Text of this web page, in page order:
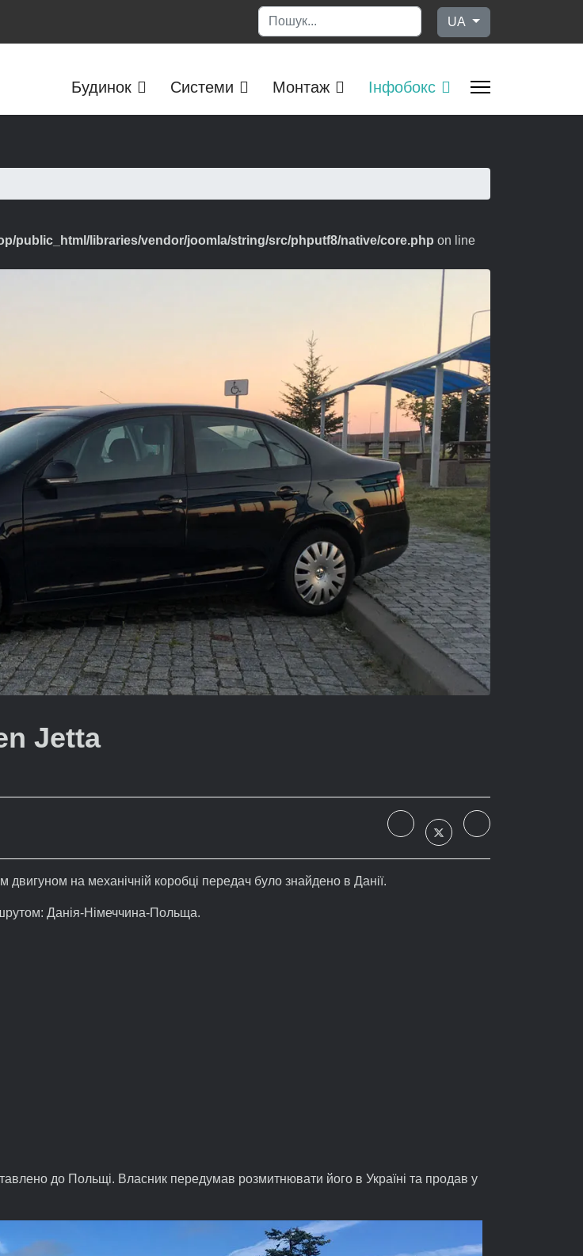
ПошукОберіть свою мову
UA
Будинок Системи Монтаж Інфобокс
public_html/libraries/vendor/joomla/string/src/phputf8/native/core.php on line
Jetta
на механічній коробці передач було знайдено в Данії.
Данія-Німеччина-Польща.
до Польщі. Власник передумав розмитнювати його в Україні та продав у